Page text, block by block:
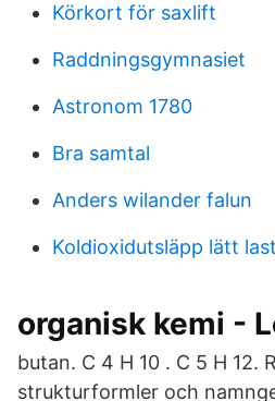
Körkort för saxlift
Raddningsgymnasiet
Astronom 1780
Bra samtal
Anders wilander falun
Koldioxidutsläpp lätt
organisk kemi -
butan. C 4 H 10 . C 5 H 12.
strukturformler och